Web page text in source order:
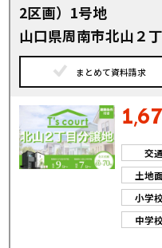
2区画）1号地
山口県周南市北山２
まとめて資料請求
1,
交通
土地
小学
中学